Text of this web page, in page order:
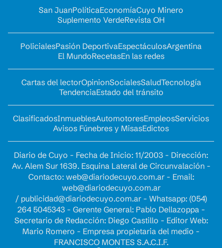
San JuanPolíticaEconomíaCuyo Minero
Suplemento VerdeRevista OH
PolicialesPasión DeportivaEspectáculosArgentina
El MundoRecetasEn las redes
Cartas del lectorOpinionSocialesSaludTecnología
TendenciaEstado del tránsito
ClasificadosInmueblesAutomotoresEmpleosServicios
Avisos Fúnebres y MisasEdictos
Diario de Cuyo - Fecha de Inicio: 11/2003 - Dirección:
Av. Alem Sur 1639. Esquina Lateral de Circunvalación -
Contacto: web@diariodecuyo.com.ar- Email:
web@diariodecuyo.com.ar
/ publicidad@diariodecuyo.com.ar- Whatsapp: (054)
264 5045343 - Gerente General: Pablo Dellazoppa -
Secretario de Redacción: Diego Castillo - Editor Web:
Mario Romero - Empresa propietaria del medio -
FRANCISCO MONTES S.A.C.I.F.